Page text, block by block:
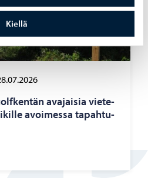
Kiellä
ava­jai­sia vie­te­
avoi­mes­sa ta­pah­tu­